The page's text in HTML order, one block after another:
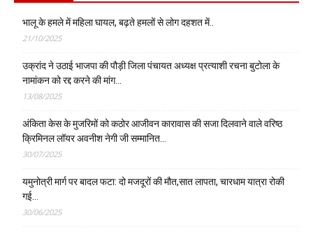
भालू के हमले में महिला घायल, बढ़ते हमलों से लोग दहशत में..
21/10/2025
उक्रांद ने उठाई भाजपा की पौड़ी जिला पंचायत अध्यक्ष प्रत्याशी रचना बुटोला के
नामांकन को रद्द करने की मांग…
13/08/2025
अंकिता केस के मुजरिमों को कठोर आजीवन कारावास की सजा दिलवाने वाले वरिष्ठ
क्रिमिनल लॉयर अवनीश नेगी जी सम्मानित…
30/07/2025
यमुनोत्री मार्ग पर बादल फटा: दो मजदूरों की मौत,सात लापता, चारधाम यात्रा रोकी
गई…
30/06/2025